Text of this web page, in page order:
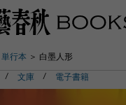
単行本 白墨人形
文庫 電子書籍